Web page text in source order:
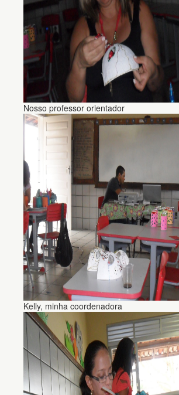
Nosso professor orientador
Kelly, minha coordenadora